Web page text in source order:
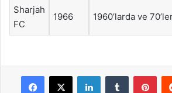
Sharjah
FC
1966 1960’larda ve
Facebook
X LinkedInTumblr